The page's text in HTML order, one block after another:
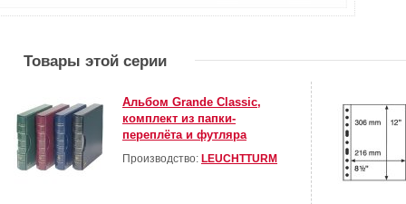
Товары этой серии
Альбом Grande Classic,
комплект из папки-
переплёта и футляра
Производство: LEUCHTTURM